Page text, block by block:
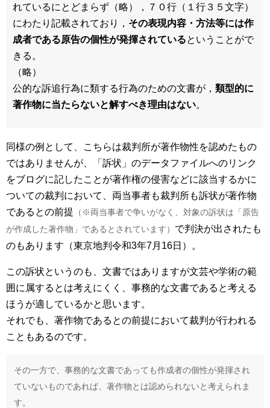
れているにとどまらず（略），７０行（１行３５文字）
にわたり記載されており， その表現内容・方法等には作
成者である原告の個性が発揮されているということがで
きる。
（略）
公的な訴追行為に類する行為のための文書が， 類型的に
著作物に当たらないと解すべき理由はない。
同様の例として、こちらは裁判所が著作物性を認めたもの
ではありませんが、「訴状」のデータファイルへのリンク
をブログに記したことが著作権の侵害などに該当するかに
ついての裁判において、両当事者も裁判所も訴状が著作物
であるとの前提 （※両当事者で争いがなく、対象の訴状は「原告
が作成した著作物」であるとされています） で判決が出されたも
のもあります（東京地判令和3年7月16日）。
この訴状というのも、文書ではありますが文芸や学術の範
囲に属するとは考えにくく、事務的な文書であると考える
ほうが適しているかと思います。
それでも、著作物であるとの前提において裁判が行われる
こともあるのです。
その一方で、事務的な文書であっても作成者の個性が発揮され
ていないものであれば、著作物とは認められないと考えられま
す。